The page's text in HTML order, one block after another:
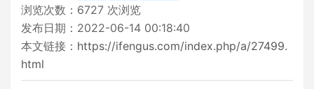
浏览次数： 6727 次浏览
发布日期：2022-06-14 00:18:40
本文链接： https://ifengus.com/index.php/a/27499.
html